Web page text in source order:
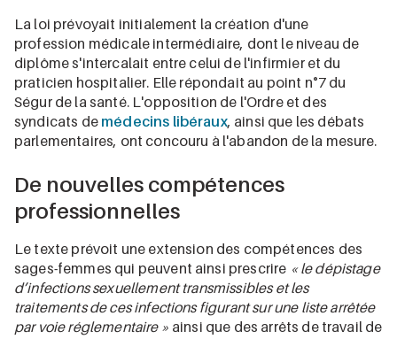
La loi prévoyait initialement la création d'une
profession médicale intermédiaire, dont le niveau de
diplôme s'intercalait entre celui de l'infirmier et du
praticien hospitalier. Elle répondait au point n°7 du
Ségur de la santé. L'opposition de l'Ordre et des
syndicats de médecins libéraux, ainsi que les débats
parlementaires, ont concouru à l'abandon de la mesure.
De nouvelles compétences
professionnelles
Le texte prévoit une extension des compétences des
sages-femmes qui peuvent ainsi prescrire « le dépistage
d’infections sexuellement transmissibles et les
traitements de ces infections figurant sur une liste arrêtée
par voie réglementaire » ainsi que des arrêts de travail de